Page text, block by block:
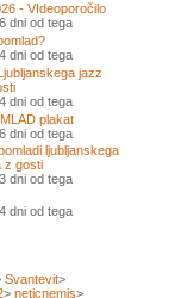
- VIdeoporočilo
dni od tega
dni od tega
jazz
dni od tega
plakat
dni od tega
ljubljanskega
z gosti
dni od tega
dni od tega
Svantevit>
> neticnemis>